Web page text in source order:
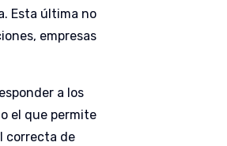
Esta última no
empresas
a los
el que permite
correcta de